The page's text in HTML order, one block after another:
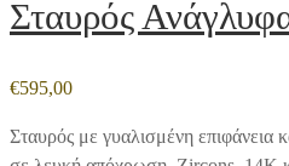
Σταυρός
€595,00
Σταυρός με γυαλισμένη επιφάνεια